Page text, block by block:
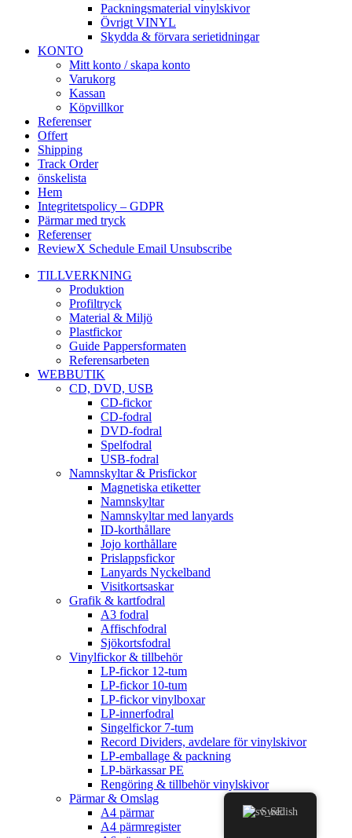
Packningsmaterial vinylskivor
Övrigt VINYL
Skydda & förvara serietidningar
KONTO
Mitt konto / skapa konto
Varukorg
Kassan
Köpvillkor
Referenser
Offert
Shipping
Track Order
önskelista
Hem
Integritetspolicy – GDPR
Pärmar med tryck
Referenser
ReviewX Schedule Email Unsubscribe
TILLVERKNING
Produktion
Profiltryck
Material & Miljö
Plastfickor
Guide Pappersformaten
Referensarbeten
WEBBUTIK
CD, DVD, USB
CD-fickor
CD-fodral
DVD-fodral
Spelfodral
USB-fodral
Namnskyltar & Prisfickor
Magnetiska etiketter
Namnskyltar
Namnskyltar med lanyards
ID-korthållare
Jojo korthållare
Prislappsfickor
Lanyards Nyckelband
Visitkortsaskar
Grafik & kartfodral
A3 fodral
Affischfodral
Sjökortsfodral
Vinylfickor & tillbehör
LP-fickor 12-tum
LP-fickor 10-tum
LP-fickor vinylboxar
LP-innerfodral
Singelfickor 7-tum
Record Dividers, avdelare för vinylskivor
LP-emballage & packning
LP-bärkassar PE
Rengöring & tillbehör vinylskivor
Pärmar & Omslag
A4 pärmar
A4 pärmregister
Swedish